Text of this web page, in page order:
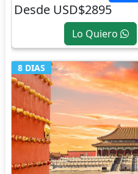
Desde USD$2895
Lo Quiero
8 DIAS